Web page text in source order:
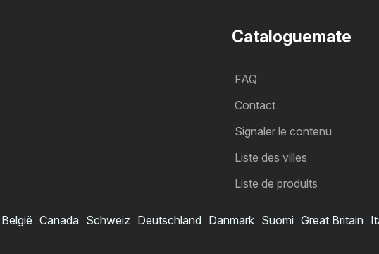
Cataloguemate
FAQ
Contact
Signaler le contenu
Liste des villes
Liste de produits
België Canada Schweiz Deutschland Danmark Suomi Great Britain